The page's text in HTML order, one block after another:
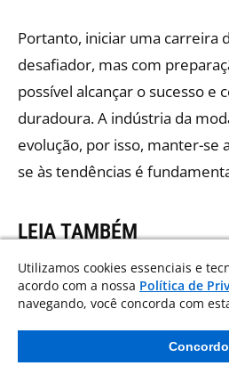
Portanto, iniciar uma carreira
desafiador, mas com
possível alcançar o sucesso e
duradoura. A indústria da
evolução, por isso, manter-se
se às tendências é
LEIA TAMBÉM
Utilizamos cookies essenciais e
acordo com a nossa Política de
navegando, você concorda com
Concordo